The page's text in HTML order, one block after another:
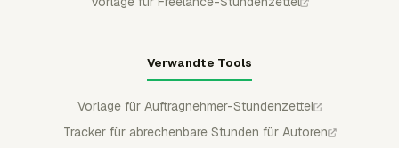
Verwandte Tools
Vorlage für Auftragnehmer-Stundenzettel
Tracker für abrechenbare Stunden für Autoren